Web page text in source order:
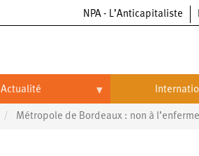
NPA - L’Anticapitaliste
Actualité
International
Métropole de Bordeaux : non à